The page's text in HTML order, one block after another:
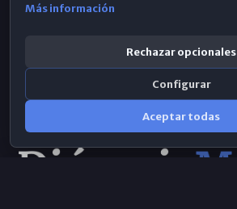
Más información
Rechazar opcionales
Configurar
Aceptar todas